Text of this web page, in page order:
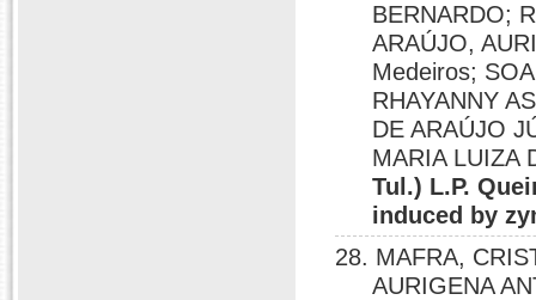
BERNARDO;
ARAÚJO,
Medeiros;
RHAYANNY
DE ARAÚJO
MARIA LUIZA
Tul.) L.P.
induced by
28. MAFRA,
AURIGENA